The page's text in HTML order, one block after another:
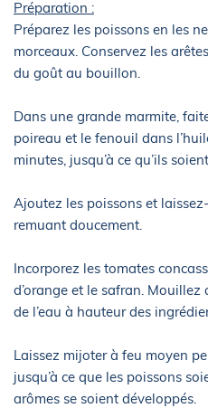
Préparation :
Préparez les poissons en les
morceaux. Conservez les
du goût au bouillon.
Dans une grande marmite,
poireau et le fenouil dans
minutes, jusqu’à ce qu’ils
Ajoutez les poissons et
remuant doucement.
Incorporez les tomates
d’orange et le safran.
de l’eau à hauteur des
Laissez mijoter à feu moyen
jusqu’à ce que les poissons
arômes se soient développés.